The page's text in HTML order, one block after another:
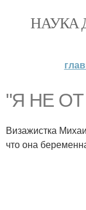
НАУКА
"Я НЕ ОТ
Визажистка
что она